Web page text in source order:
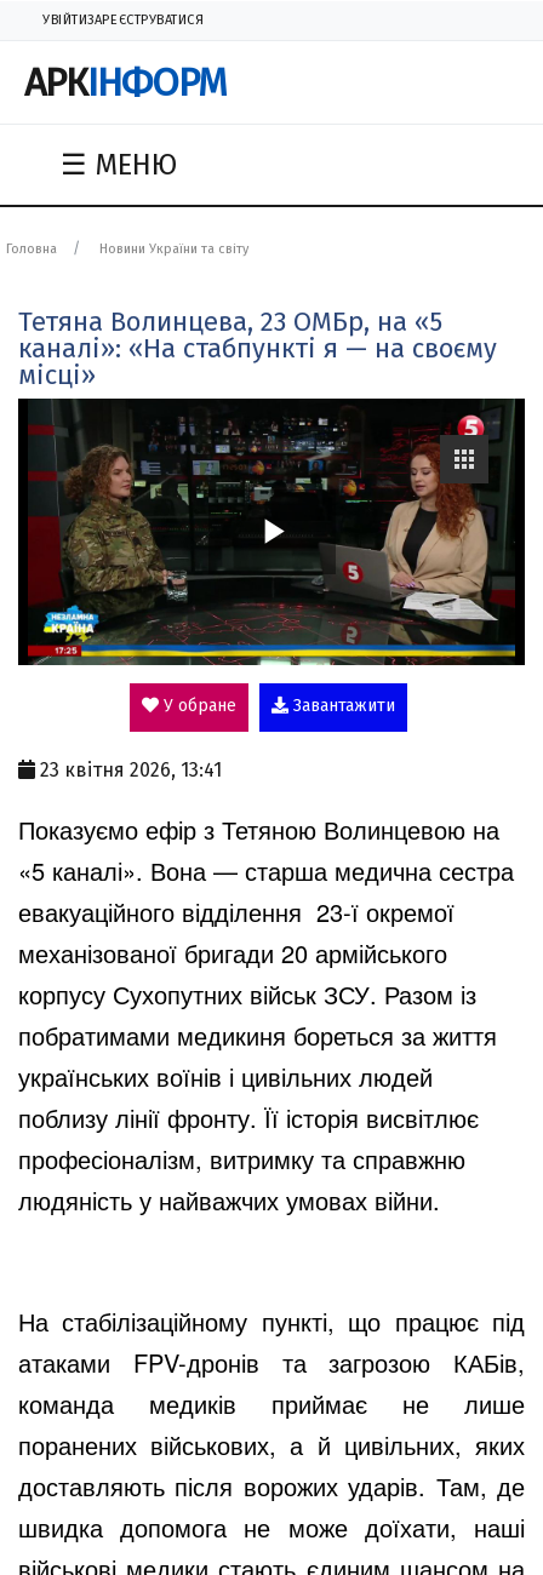
УВІЙТИЗАРЕЄСТРУВАТИСЯ
АРКІНФОРМ
☰ МЕНЮ
Головна Новини України та світу
Тетяна Волинцева, 23 ОМБр, на «5
каналі»: «На стабпункті я — на своєму
місці»
P
l
a
y
V
i
d
e
У обране Завантажити
23 квітня 2026, 13:41
Показуємо ефір з Тетяною Волинцевою на
«5 каналі». Вона — старша медична сестра
евакуаційного відділення 23-ї окремої
механізованої бригади 20 армійського
корпусу Сухопутних військ ЗСУ. Разом із
побратимами медикиня бореться за життя
українських воїнів і цивільних людей
поблизу лінії фронту. Її історія висвітлює
професіоналізм, витримку та справжню
людяність у найважчих умовах війни.
На стабілізаційному пункті, що працює під
атаками FPV-дронів та загрозою КАБів,
команда медиків приймає не лише
поранених військових, а й цивільних, яких
доставляють після ворожих ударів. Там, де
швидка допомога не може доїхати, наші